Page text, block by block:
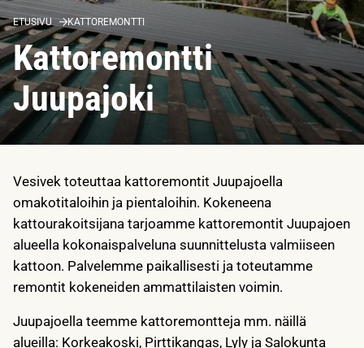
ETUSIVU KATTOREMONTTI
Kattoremontti
Juupajoki
Vesivek toteuttaa kattoremontit Juupajoella
omakotitaloihin ja pientaloihin. Kokeneena
kattourakoitsijana tarjoamme kattoremontit Juupajoen
alueella kokonaispalveluna suunnittelusta valmiiseen
kattoon. Palvelemme paikallisesti ja toteutamme
remontit kokeneiden ammattilaisten voimin.
Juupajoella teemme kattoremontteja mm. näillä
alueilla: Korkeakoski, Pirttikangas, Lyly ja Salokunta